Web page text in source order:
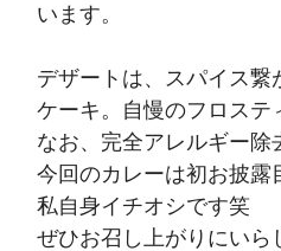
います。
デザートは、スパイス繋
ケーキ。自慢のフロステ
なお、完全アレルギー除
今回のカレーは初お披露
私自身イチオシです笑
ぜひお召し上がりにいら